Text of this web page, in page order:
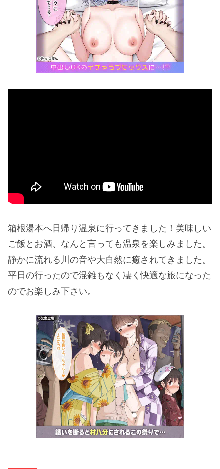
箱根湯本へ日帰り温泉に行ってきました！美味しい
ご飯とお酒、なんと言っても温泉を楽しみました。
静かに流れる川の音や大自然に癒されてきました。
平日の行ったので混雑もなく凄く快適な旅になった
のでお楽しみ下さい。